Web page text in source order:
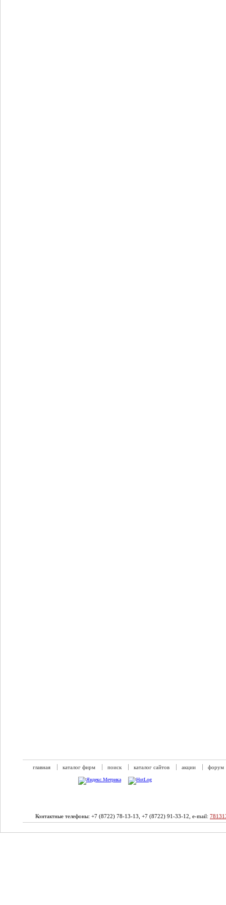
главная каталог фирм поиск каталог сайтов акции форум
Контактные телефоны: +7 (8722) 78-13-13, +7 (8722) 91-33-12, e-mail: